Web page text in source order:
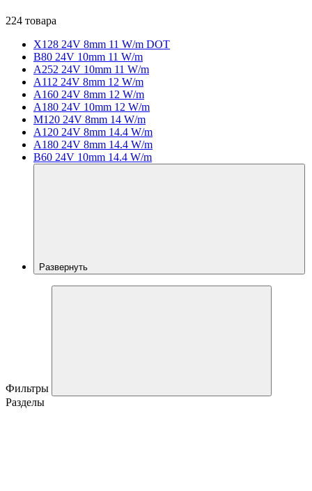
224 товара
X128 24V 8mm 11 W/m DOT
B80 24V 10mm 11 W/m
A252 24V 10mm 11 W/m
A112 24V 8mm 12 W/m
A160 24V 8mm 12 W/m
A180 24V 10mm 12 W/m
M120 24V 8mm 14 W/m
A120 24V 8mm 14.4 W/m
A180 24V 8mm 14.4 W/m
B60 24V 10mm 14.4 W/m
Развернуть
Фильтры
Разделы